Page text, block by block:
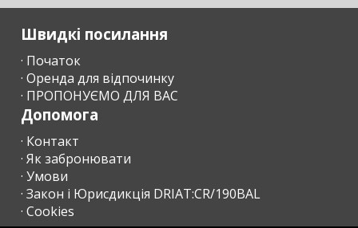
Швидкі посилання
· Початок
· Оренда для відпочинку
· ПРОПОНУЄМО ДЛЯ ВАС
Допомога
· Контакт
· Як забронювати
· Умови
· Закон і Юрисдикція DRIAT:CR/190BAL
· Cookies